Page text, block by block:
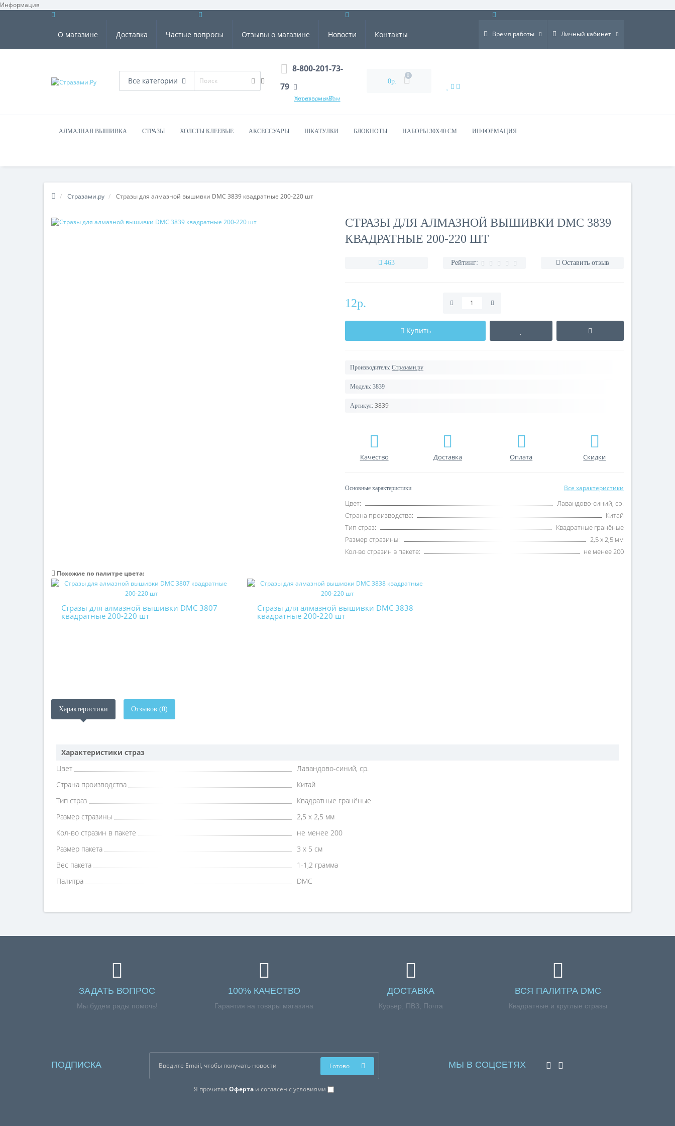
Информация ×
О магазине Доставка Частые вопросы Отзывы о магазине Новости Контакты Время работы Личный кабинет
Все категории
8-800-201-73-
79
Хотите, мы Вам перезвоним?
0р.
0
АЛМАЗНАЯ ВЫШИВКА СТРАЗЫ ХОЛСТЫ КЛЕЕВЫЕ АКСЕССУАРЫ ШКАТУЛКИ БЛОКНОТЫ НАБОРЫ 30Х40 СМ ИНФОРМАЦИЯ
Стразами.ру Стразы для алмазной вышивки DMC 3839 квадратные 200-220 шт
СТРАЗЫ ДЛЯ АЛМАЗНОЙ ВЫШИВКИ DMC 3839
КВАДРАТНЫЕ 200-220 ШТ
463 Рейтинг: Оставить отзыв
12р.
Купить
Производитель: Стразами.ру
Модель: 3839
Артикул: 3839
Качество Доставка Оплата Скидки
Основные характеристики Все характеристики
Цвет:
Лавандово-синий, ср.
Страна производства:
Китай
Тип страз:
Квадратные гранёные
Размер стразины:
2,5 х 2,5 мм
Кол-во стразин в пакете:
не менее 200
Похожие по палитре цвета:
Стразы для алмазной вышивки DMC 3807
квадратные 200-220 шт
Стразы для алмазной вышивки DMC 3838
квадратные 200-220 шт
Характеристики Отзывов (0)
Характеристики страз
Цвет
Лавандово-синий, ср.
Страна производства
Китай
Тип страз
Квадратные гранёные
Размер стразины
2,5 х 2,5 мм
Кол-во стразин в пакете
не менее 200
Размер пакета
3 х 5 см
Вес пакета
1-1,2 грамма
Палитра
DMC
ЗАДАТЬ ВОПРОС
Мы будем рады помочь!
100% КАЧЕСТВО
Гарантия на товары магазина
ДОСТАВКА
Курьер, ПВЗ, Почта
ВСЯ ПАЛИТРА DMC
Квадратные и круглые стразы
ПОДПИСКА
Я прочиталОферта и согласен с условиями
Готово МЫ В СОЦСЕТЯХ